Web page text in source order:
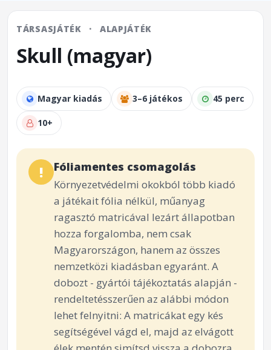
TÁRSASJÁTÉK · ALAPJÁTÉK
Skull (magyar)
Magyar kiadás 3–6 játékos 45 perc
10+
! Fóliamentes csomagolás
Környezetvédelmi okokból több kiadó
a játékait fólia nélkül, műanyag
ragasztó matricával lezárt állapotban
hozza forgalomba, nem csak
Magyarországon, hanem az összes
nemzetközi kiadásban egyaránt. A
dobozt - gyártói tájékoztatás alapján -
rendeltetésszerűen az alábbi módon
lehet felnyitni: A matricákat egy kés
segítségével vágd el, majd az elvágott